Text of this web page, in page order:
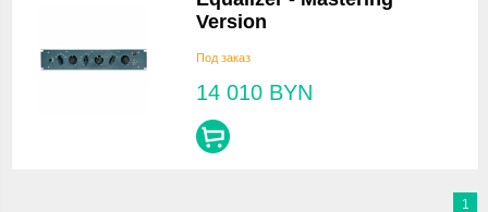
Version
Под заказ
14 010 BYN
1